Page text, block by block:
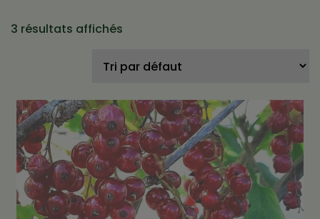
3 résultats affichés